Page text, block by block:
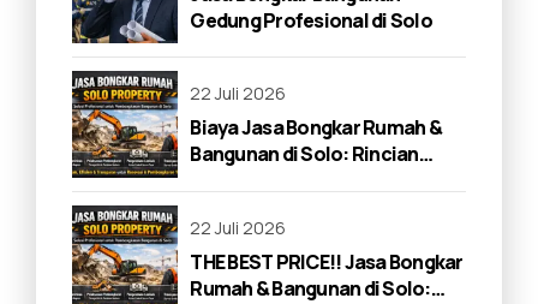
Gedung Profesional di Solo
22 Juli 2026
Biaya Jasa Bongkar Rumah &
Bangunan di Solo: Rincian
22 Juli 2026
THE BEST PRICE!! Jasa Bongkar
Rumah & Bangunan di Solo: